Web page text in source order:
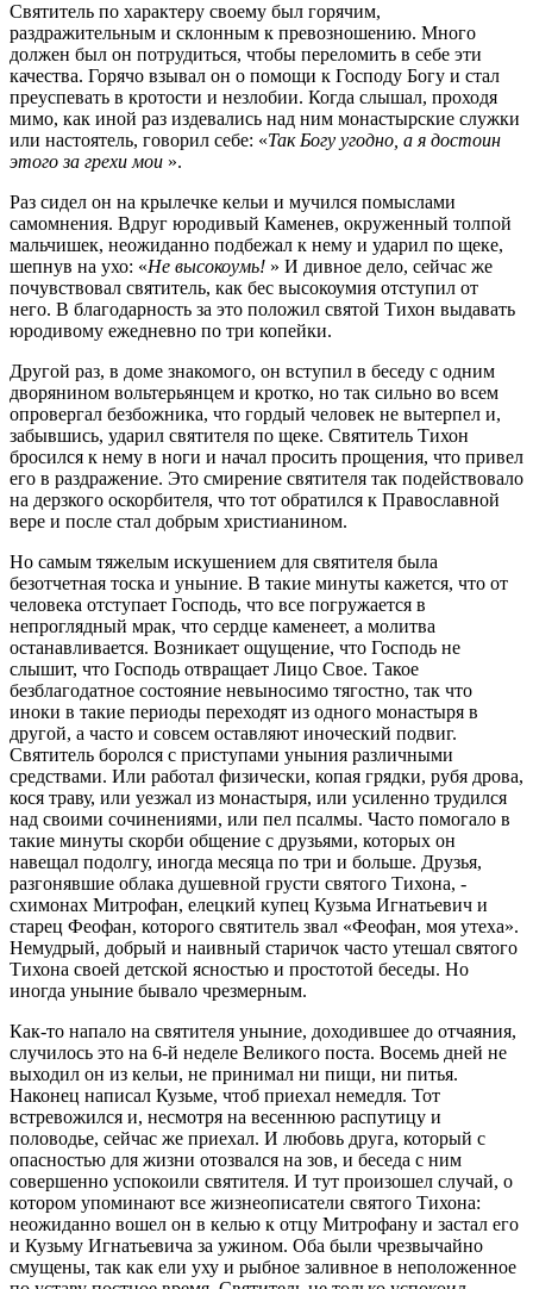
Святитель по характеру своему был горячим,
раздражительным и склонным к превозношению. Много
должен был он потрудиться, чтобы переломить в себе эти
качества. Горячо взывал он о помощи к Господу Богу и стал
преуспевать в кротости и незлобии. Когда слышал, проходя
мимо, как иной раз издевались над ним монастырские служки
или настоятель, говорил себе: «Так Богу угодно, а я достоин
этого за грехи мои ».
Раз сидел он на крылечке кельи и мучился помыслами
самомнения. Вдруг юродивый Каменев, окруженный толпой
мальчишек, неожиданно подбежал к нему и ударил по щеке,
шепнув на ухо: «Не высокоумь! » И дивное дело, сейчас же
почувствовал святитель, как бес высокоумия отступил от
него. В благодарность за это положил святой Тихон выдавать
юродивому ежедневно по три копейки.
Другой раз, в доме знакомого, он вступил в беседу с одним
дворянином вольтерьянцем и кротко, но так сильно во всем
опровергал безбожника, что гордый человек не вытерпел и,
забывшись, ударил святителя по щеке. Святитель Тихон
бросился к нему в ноги и начал просить прощения, что привел
его в раздражение. Это смирение святителя так подействовало
на дерзкого оскорбителя, что тот обратился к Православной
вере и после стал добрым христианином.
Но самым тяжелым искушением для святителя была
безотчетная тоска и уныние. В такие минуты кажется, что от
человека отступает Господь, что все погружается в
непроглядный мрак, что сердце каменеет, а молитва
останавливается. Возникает ощущение, что Господь не
слышит, что Господь отвращает Лицо Свое. Такое
безблагодатное состояние невыносимо тягостно, так что
иноки в такие периоды переходят из одного монастыря в
другой, а часто и совсем оставляют иноческий подвиг.
Святитель боролся с приступами уныния различными
средствами. Или работал физически, копая грядки, рубя дрова,
кося траву, или уезжал из монастыря, или усиленно трудился
над своими сочинениями, или пел псалмы. Часто помогало в
такие минуты скорби общение с друзьями, которых он
навещал подолгу, иногда месяца по три и больше. Друзья,
разгонявшие облака душевной грусти святого Тихона, -
схимонах Митрофан, елецкий купец Кузьма Игнатьевич и
старец Феофан, которого святитель звал «Феофан, моя утеха».
Немудрый, добрый и наивный старичок часто утешал святого
Тихона своей детской ясностью и простотой беседы. Но
иногда уныние бывало чрезмерным.
Как-то напало на святителя уныние, доходившее до отчаяния,
случилось это на 6-й неделе Великого поста. Восемь дней не
выходил он из кельи, не принимал ни пищи, ни питья.
Наконец написал Кузьме, чтоб приехал немедля. Тот
встревожился и, несмотря на весеннюю распутицу и
половодье, сейчас же приехал. И любовь друга, который с
опасностью для жизни отозвался на зов, и беседа с ним
совершенно успокоили святителя. И тут произошел случай, о
котором упоминают все жизнеописатели святого Тихона:
неожиданно вошел он в келью к отцу Митрофану и застал его
и Кузьму Игнатьевича за ужином. Оба были чрезвычайно
смущены, так как ели уху и рыбное заливное в неположенное